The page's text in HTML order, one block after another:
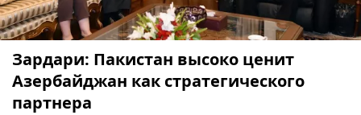
Зардари: Пакистан высоко ценит
Азербайджан как стратегического
партнера